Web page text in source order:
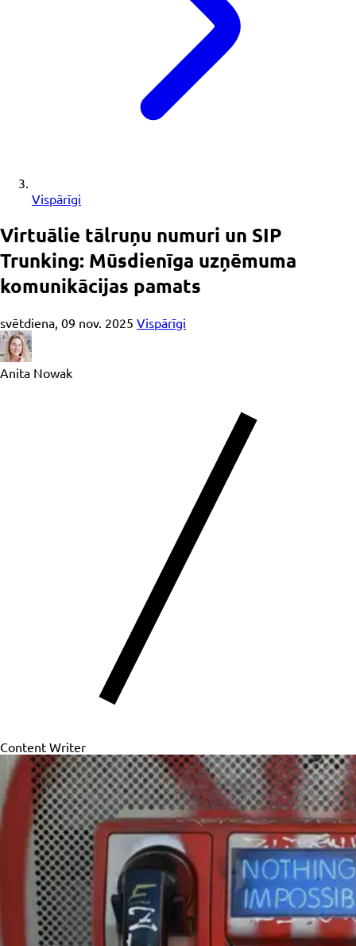
Vispārīgi
Virtuālie tālruņu numuri un SIP
Trunking: Mūsdienīga uzņēmuma
komunikācijas pamats
svētdiena, 09 nov. 2025 Vispārīgi
Anita Nowak
Content Writer